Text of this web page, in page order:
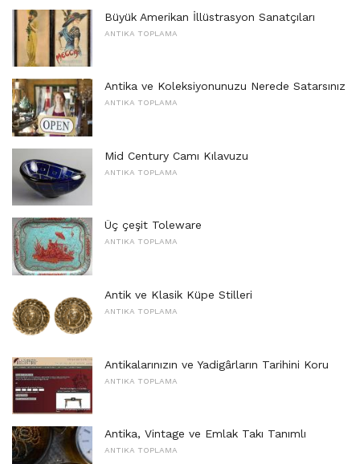
Büyük Amerikan İllüstrasyon Sanatçıları
ANTIKA TOPLAMA
Antika ve Koleksiyonunuzu Nerede Satarsınız
ANTIKA TOPLAMA
Mid Century Camı Kılavuzu
ANTIKA TOPLAMA
Üç çeşit Toleware
ANTIKA TOPLAMA
Antik ve Klasik Küpe Stilleri
ANTIKA TOPLAMA
Antikalarınızın ve Yadigârların Tarihini Koru
ANTIKA TOPLAMA
Antika, Vintage ve Emlak Takı Tanımlı
ANTIKA TOPLAMA